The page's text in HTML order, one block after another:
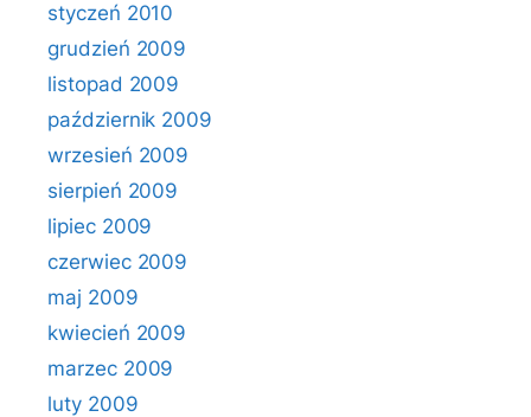
styczeń 2010
grudzień 2009
listopad 2009
październik 2009
wrzesień 2009
sierpień 2009
lipiec 2009
czerwiec 2009
maj 2009
kwiecień 2009
marzec 2009
luty 2009